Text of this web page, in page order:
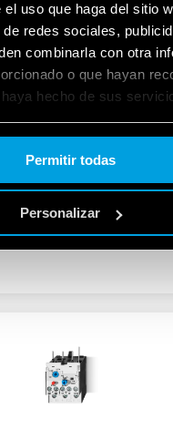
el uso que haga del sitio
redes sociales,
combinarla con otra
o que hayan
hecho de sus
Permitir todas
Personalizar
CONTRA
TÉRMICA
AgNi